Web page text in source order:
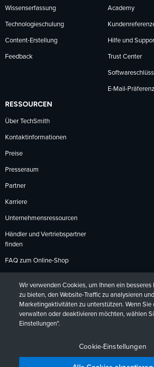
Wissenserfassung
Technologieschulung
Content-Erstellung
Feedback
Academy
Hilfe und
Trust Center
E-Mail-
RESSOURCEN
Über TechSmith
Kontaktinformationen
Preise
Presseraum
Partner
Karriere
Unternehmensressourcen
Händler und Vertriebspartner
finden
FAQ zum Online-Shop
Rückgabebedingungen
DeutschFrançaisEspañol日本語
Wir verwenden Cookies, um Ihnen ein besseres
zu bieten, den Website-Traffic zu analysieren
Marketingaktivitäten zu unterstützen. Wenn Sie
verwalten oder deaktivieren möchten, wählen
Einstellungen".
Cookie-Einstellungen